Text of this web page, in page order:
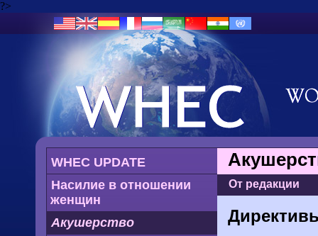
?>
WHEC UPDATE
Насилие в отношении
женщин
Акушерство
От редакции